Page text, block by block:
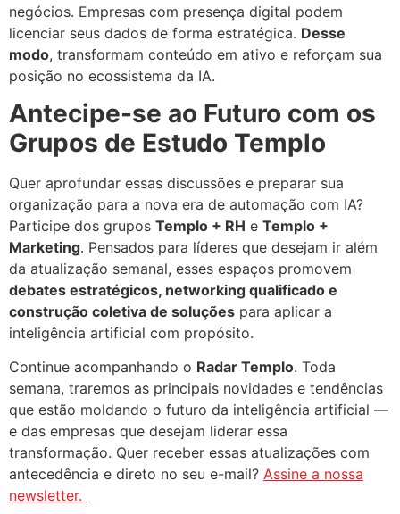
negócios. Empresas com presença digital podem
licenciar seus dados de forma estratégica. Desse
modo, transformam conteúdo em ativo e reforçam sua
posição no ecossistema da IA.
Antecipe-se ao Futuro com os
Grupos de Estudo Templo
Quer aprofundar essas discussões e preparar sua
organização para a nova era de automação com IA?
Participe dos grupos Templo + RH e Templo +
Marketing. Pensados para líderes que desejam ir além
da atualização semanal, esses espaços promovem
debates estratégicos, networking qualificado e
construção coletiva de soluções para aplicar a
inteligência artificial com propósito.
Continue acompanhando o Radar Templo. Toda
semana, traremos as principais novidades e tendências
que estão moldando o futuro da inteligência artificial —
e das empresas que desejam liderar essa
transformação. Quer receber essas atualizações com
antecedência e direto no seu e-mail? Assine a nossa
newsletter.